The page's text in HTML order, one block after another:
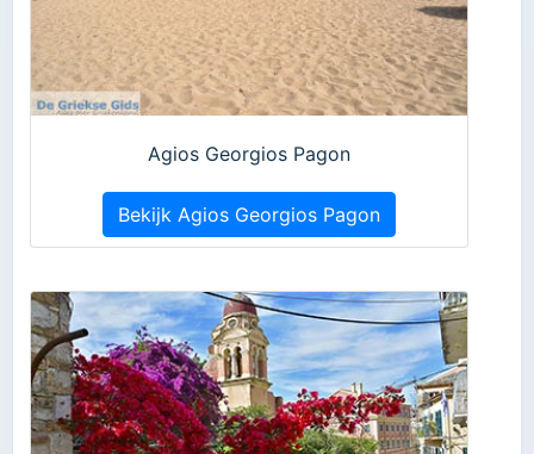
Agios Georgios Pagon
Bekijk Agios Georgios Pagon